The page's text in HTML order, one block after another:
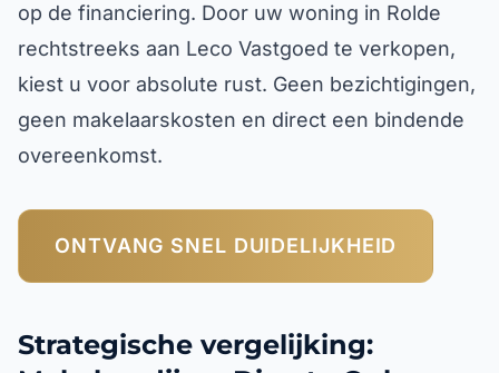
op de financiering. Door uw woning in Rolde
rechtstreeks aan Leco Vastgoed te verkopen,
kiest u voor absolute rust. Geen bezichtigingen,
geen makelaarskosten en direct een bindende
overeenkomst.
ONTVANG SNEL DUIDELIJKHEID
Strategische vergelijking: